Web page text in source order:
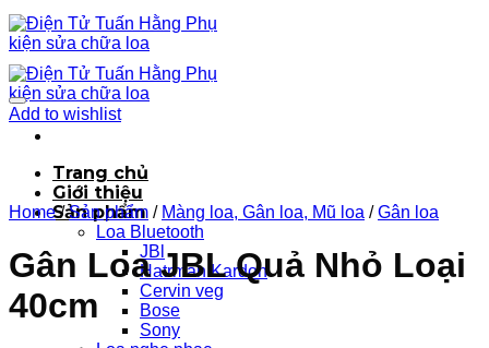
Chuyển
đến
nội
dung
Trang chủ
Giới thiệu
Sản phẩm
Loa Bluetooth
JBl
Hatrman Kardon
Cervin veg
Bose
Sony
Add to wishlist
Home / Sản phẩm / Màng loa, Gân loa, Mũ loa / Gân loa
Gân Loa JBL Quả Nhỏ Loại
40cm